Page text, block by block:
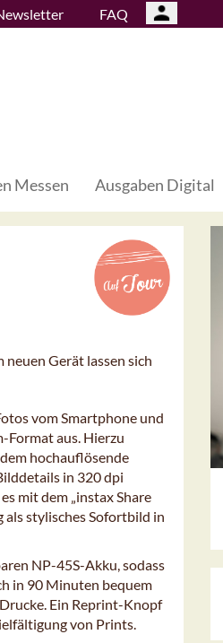
FAQ
Messen Ausgaben Digital
Gerät lassen sich
vom Smartphone und
Format aus. Hierzu
hochauflösende
in 320 dpi
mit dem „instax Share
als stylisches Sofortbild in
NP-45S-Akku, sodass
in 90 Minuten bequem
Ein Reprint-Knopf
von Prints.